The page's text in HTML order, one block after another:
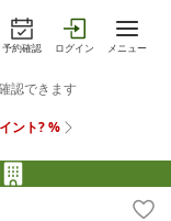
予約確認 ログイン メニュー